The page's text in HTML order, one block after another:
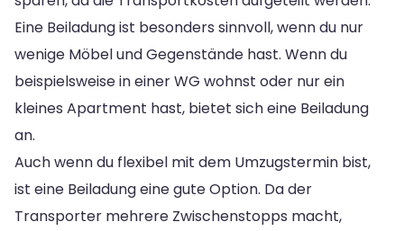
Eine Beiladung ist besonders sinnvoll, wenn du nur
wenige Möbel und Gegenstände hast. Wenn du
beispielsweise in einer WG wohnst oder nur ein
kleines Apartment hast, bietet sich eine Beiladung
an.
Auch wenn du flexibel mit dem Umzugstermin bist,
ist eine Beiladung eine gute Option. Da der
Transporter mehrere Zwischenstopps macht,